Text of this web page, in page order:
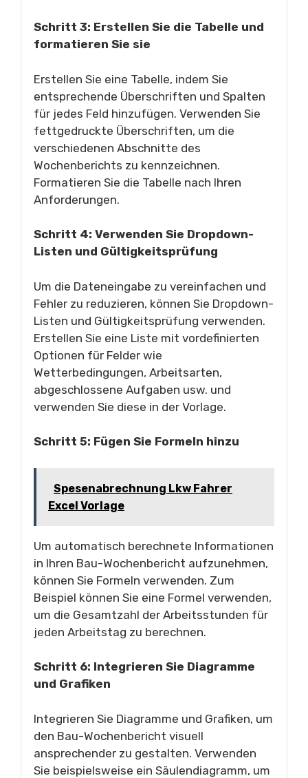
Schritt 3: Erstellen Sie die Tabelle und
formatieren Sie sie
Erstellen Sie eine Tabelle, indem Sie
entsprechende Überschriften und Spalten
für jedes Feld hinzufügen. Verwenden Sie
fettgedruckte Überschriften, um die
verschiedenen Abschnitte des
Wochenberichts zu kennzeichnen.
Formatieren Sie die Tabelle nach Ihren
Anforderungen.
Schritt 4: Verwenden Sie Dropdown-
Listen und Gültigkeitsprüfung
Um die Dateneingabe zu vereinfachen und
Fehler zu reduzieren, können Sie Dropdown-
Listen und Gültigkeitsprüfung verwenden.
Erstellen Sie eine Liste mit vordefinierten
Optionen für Felder wie
Wetterbedingungen, Arbeitsarten,
abgeschlossene Aufgaben usw. und
verwenden Sie diese in der Vorlage.
Schritt 5: Fügen Sie Formeln hinzu
Spesenabrechnung Lkw Fahrer
Excel Vorlage
Um automatisch berechnete Informationen
in Ihren Bau-Wochenbericht aufzunehmen,
können Sie Formeln verwenden. Zum
Beispiel können Sie eine Formel verwenden,
um die Gesamtzahl der Arbeitsstunden für
jeden Arbeitstag zu berechnen.
Schritt 6: Integrieren Sie Diagramme
und Grafiken
Integrieren Sie Diagramme und Grafiken, um
den Bau-Wochenbericht visuell
ansprechender zu gestalten. Verwenden
Sie beispielsweise ein Säulendiagramm, um